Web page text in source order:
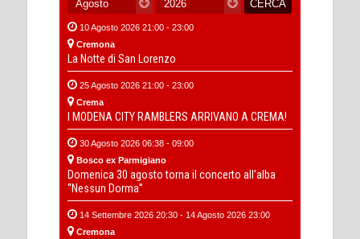
10 Agosto 2026 21:00 - 23:00
Cremona
La Notte di San Lorenzo
25 Agosto 2026 21:00 - 23:00
Crema
I MODENA CITY RAMBLERS ARRIVANO A CREMA!
30 Agosto 2026 06:38 - 09:00
Bosco ex Parmigiano
Domenica 30 agosto torna il concerto all’alba
“Nessun Dorma”
14 Settembre 2026 20:30 - 14 Agosto 2026 23:00
Cremona